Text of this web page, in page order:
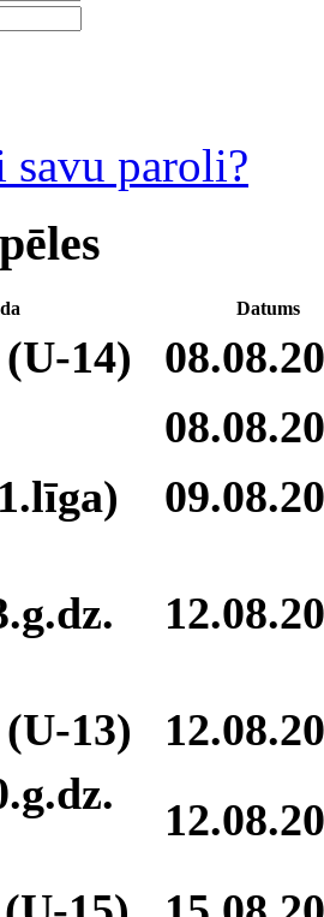
paroli?
Datums
14)
13)